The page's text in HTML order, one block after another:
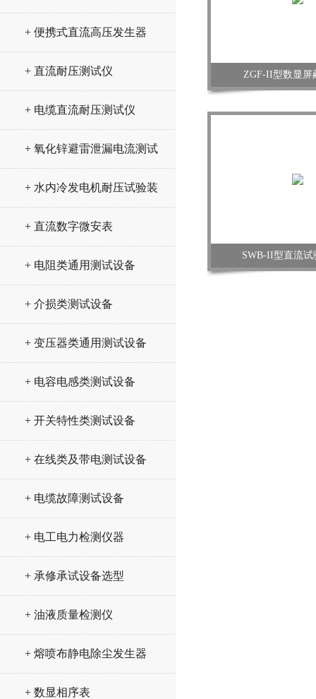
+ 便携式直流高压发生器
+ 直流耐压测试仪
+ 电缆直流耐压测试仪
+ 氧化锌避雷泄漏电流测试
仪
+ 水内冷发电机耐压试验装
置
+ 直流数字微安表
+ 电阻类通用测试设备
+ 介损类测试设备
+ 变压器类通用测试设备
+ 电容电感类测试设备
+ 开关特性类测试设备
+ 在线类及带电测试设备
+ 电缆故障测试设备
+ 电工电力检测仪器
+ 承修承试设备选型
+ 油液质量检测仪
+ 熔喷布静电除尘发生器
+ 数显相序表
ZGF-II型数显屏
SWB-II型直流试